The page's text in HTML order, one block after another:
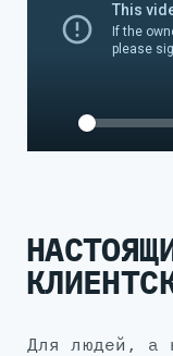
Play
для людей, а не для галочки: без